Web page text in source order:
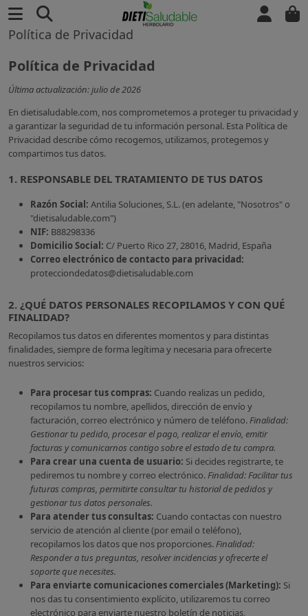
Política de Privacidad
Política de Privacidad
Última actualización: julio de 2026
En dietisaludable.com, nos comprometemos a proteger tu privacidad y
a garantizar la seguridad de tu información personal. Esta Política de
Privacidad describe cómo recogemos, utilizamos, protegemos y
compartimos tus datos.
1. RESPONSABLE DEL TRATAMIENTO DE TUS DATOS
Razón Social: Antilia Soluciones, S.L. (en adelante, "Nosotros" o
"dietisaludable.com")
NIF: B88298336
Domicilio Social: C/ Puerto Rico 27, 28016, Madrid, España
Correo electrónico de contacto para privacidad:
protecciondedatos@dietisaludable.com
2. ¿QUÉ DATOS PERSONALES RECOPILAMOS Y CON QUÉ
FINALIDAD?
Recopilamos tus datos en diferentes momentos y para distintas
finalidades, siempre de forma legítima y necesaria para ofrecerte
nuestros servicios:
Para procesar tus compras: Cuando realizas un pedido,
recopilamos tu nombre, apellidos, dirección de envío y
facturación, correo electrónico y número de teléfono.Finalidad:
Gestionar tu pedido, procesar el pago, realizar el envío, emitir
facturas y comunicarnos contigo sobre el estado de tu compra.
Para crear una cuenta de usuario: Si decides registrarte, te
pediremos tu nombre y correo electrónico.Finalidad: Facilitar tus
futuras compras, permitirte consultar tu historial de pedidos y
gestionar tus datos personales.
Para atender tus consultas: Cuando contactas con nuestro
servicio de atención al cliente (por email o teléfono),
recopilamos los datos que nos proporciones.Finalidad:
Responder a tus preguntas, resolver incidencias y ofrecerte el
soporte que necesites.
Para enviarte comunicaciones comerciales (Marketing): Si
nos das tu consentimiento explícito, utilizaremos tu correo
electrónico para enviarte nuestro boletín de noticias,